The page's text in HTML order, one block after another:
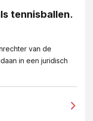
tennisballen.
van de
in een juridisch